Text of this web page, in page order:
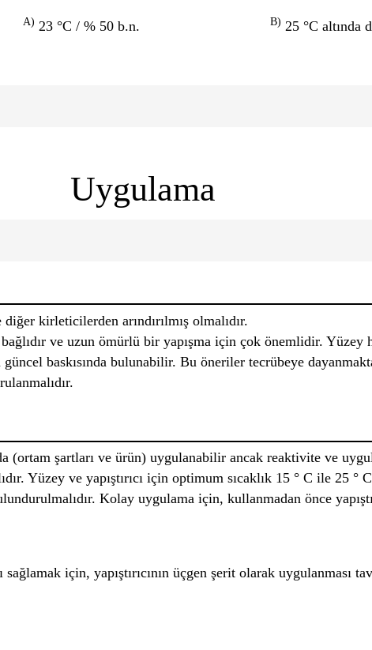
A) 23 °C / % 50 b.n. B) 25 °C altında
Uygulama
kirleticilerden arındırılmış olmalıdır.
bağlıdır ve uzun ömürlü bir yapışma için çok önemlidir. Yüzey
baskısında bulunabilir. Bu öneriler tecrübeye
(ortam şartları ve ürün) uygulanabilir ancak reaktivite ve
Yüzey ve yapıştırıcı için optimum sıcaklık 15 ° C ile 25 °
Kolay uygulama için, kullanmadan önce
sağlamak için, yapıştırıcının üçgen şerit olarak uygulanması